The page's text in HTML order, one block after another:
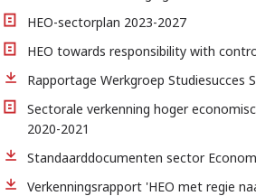
HEO-sectorplan 2023-2027
HEO towards responsibility with
Rapportage Werkgroep Studiesucces
Sectorale verkenning hoger
2020-2021
Standaarddocumenten sector
Verkenningsrapport 'HEO met regie